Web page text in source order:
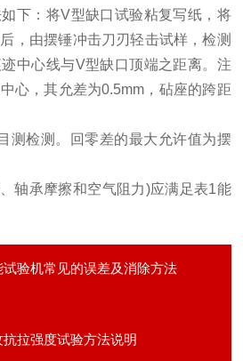
下：将V型缺口试验粘复写纸，将
，由摆锤冲击刀刃轻击试样，检测
中心线与V型缺口顶端之距离。注
心，其允差为0.5mm，砧座的跨距
测检测。回零差的最大允许值为摆
轴承摩擦和空气阻力)应满足表1能
试验机常见的误差及消除方法
抗拉强度试验方法说明